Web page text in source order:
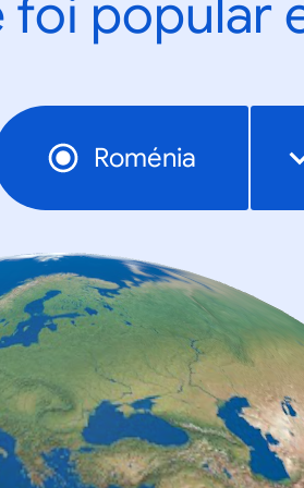
foi popular
Roménia